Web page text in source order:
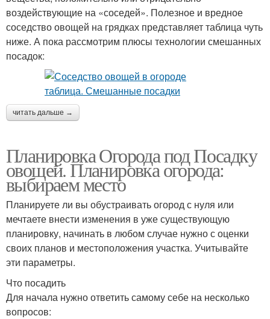
воздействующие на «соседей». Полезное и вредное
соседство овощей на грядках представляет таблица чуть
ниже. А пока рассмотрим плюсы технологии смешанных
посадок:
читать дальше →
Планировка Огорода под Посадку
овощей. Планировка огорода:
выбираем место
Планируете ли вы обустраивать огород с нуля или
мечтаете внести изменения в уже существующую
планировку, начинать в любом случае нужно с оценки
своих планов и местоположения участка. Учитывайте
эти параметры.
Что посадить
Для начала нужно ответить самому себе на несколько
вопросов: